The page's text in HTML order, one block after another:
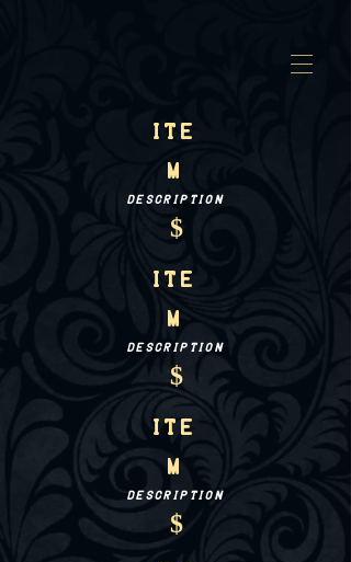
Ite
m
Description
$
Ite
m
Description
$
Ite
m
Description
$